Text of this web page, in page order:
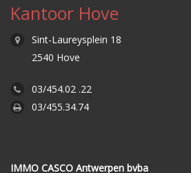
Kantoor Hove
Sint-Laureysplein 18
2540 Hove
03/454.02 .22
03/455.34.74
IMMO CASCO Antwerpen bvba